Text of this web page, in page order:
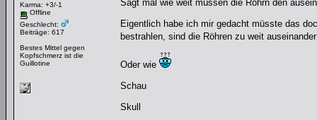
Karma: +3/-1
Offline
Geschlecht:
Beiträge: 617
Bestes Mittel gegen
Kopfschmerz ist die
Guillotine
Sagt mal wie weit müssen die Röhrn den
Eigentlich habe ich mir gedacht müsste das
bestrahlen, sind die Röhren zu weit
Oder wie
Schau
Skull